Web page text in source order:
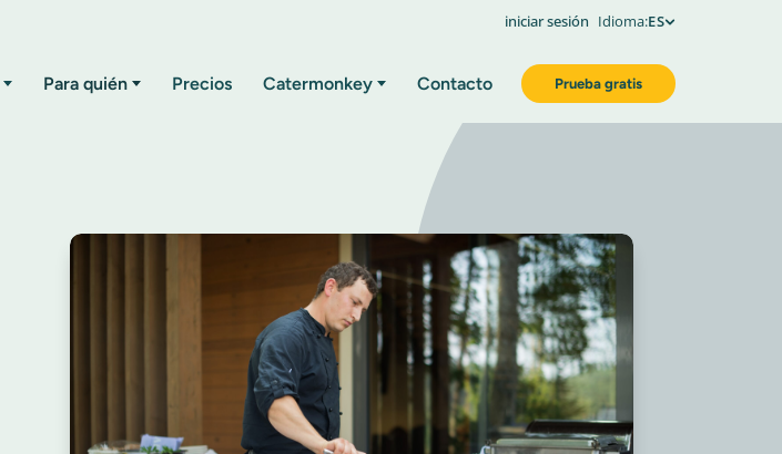
iniciar sesión Idioma:ES
Para quién Precios Catermonkey Contacto Prueba gratis